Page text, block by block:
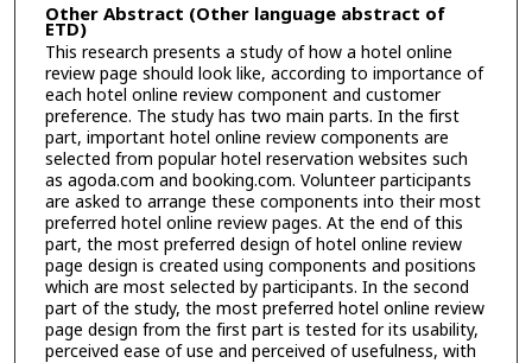
Other Abstract (Other language abstract of
ETD)
This research presents a study of how a hotel online
review page should look like, according to importance of
each hotel online review component and customer
preference. The study has two main parts. In the first
part, important hotel online review components are
selected from popular hotel reservation websites such
as agoda.com and booking.com. Volunteer participants
are asked to arrange these components into their most
preferred hotel online review pages. At the end of this
part, the most preferred design of hotel online review
page design is created using components and positions
which are most selected by participants. In the second
part of the study, the most preferred hotel online review
page design from the first part is tested for its usability,
perceived ease of use and perceived of usefulness, with